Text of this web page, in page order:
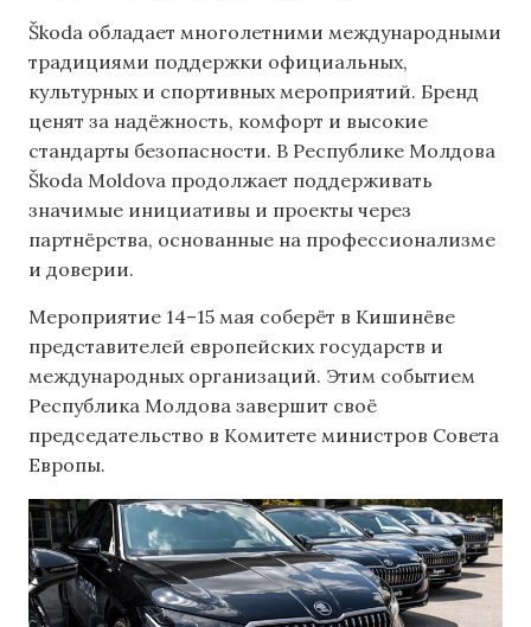
Škoda обладает многолетними международными
традициями поддержки официальных,
культурных и спортивных мероприятий. Бренд
ценят за надёжность, комфорт и высокие
стандарты безопасности. В Республике Молдова
Škoda Moldova продолжает поддерживать
значимые инициативы и проекты через
партнёрства, основанные на профессионализме
и доверии.
Мероприятие 14–15 мая соберёт в Кишинёве
представителей европейских государств и
международных организаций. Этим событием
Республика Молдова завершит своё
председательство в Комитете министров Совета
Европы.